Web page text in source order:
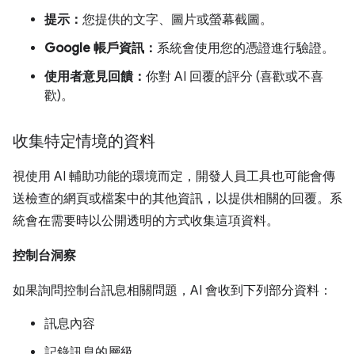
提示： 您提供的文字、圖片或螢幕截圖。
Google 帳戶資訊： 系統會使用您的憑證進行驗證。
使用者意見回饋： 你對 AI 回覆的評分 (喜歡或不喜
歡)。
收集特定情境的資料
視使用 AI 輔助功能的環境而定，開發人員工具也可能會傳
送檢查的網頁或檔案中的其他資訊，以提供相關的回覆。系
統會在需要時以公開透明的方式收集這項資料。
控制台洞察
如果詢問控制台訊息相關問題，AI 會收到下列部分資料：
訊息內容